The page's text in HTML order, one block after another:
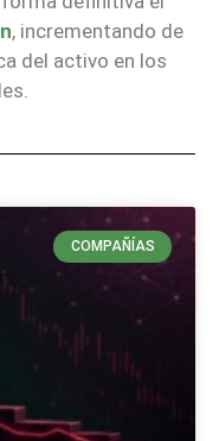
, incrementando de
del activo en los
COMPAÑÍAS